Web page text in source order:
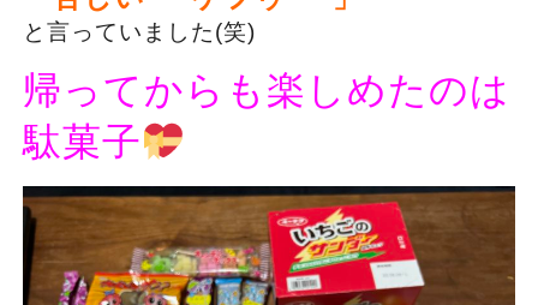
と言っていました(笑)
帰ってからも楽しめたのは
駄菓子